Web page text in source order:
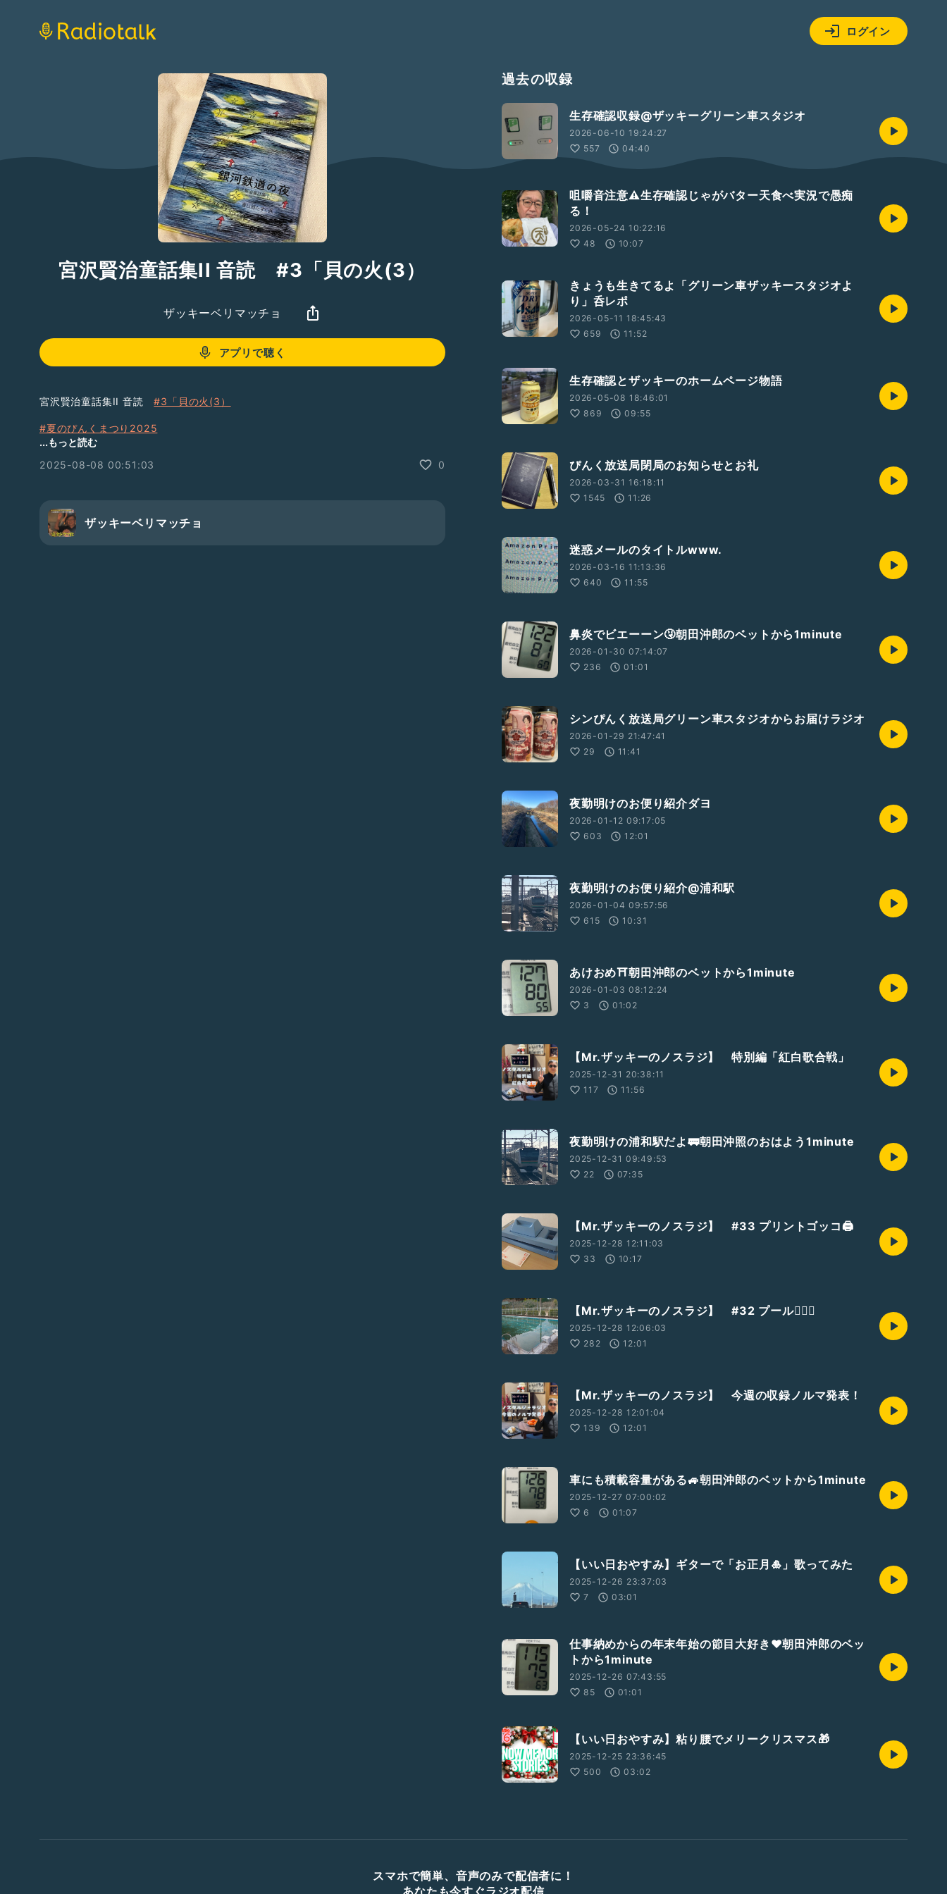
ログイン
宮沢賢治童話集II 音読 #3「貝の火(3）
ザッキーベリマッチョ
アプリで聴く
宮沢賢治童話集II 音読#3「貝の火(3）
#夏のぴんくまつり2025
#マイナツ実践
「貝の火（１）」
...もっと読む
2025-08-08 00:51:03
0
ザッキーベリマッチョ
過去の収録
生存確認収録@ザッキーグリーン車スタジオ
2026-06-10 19:24:27
557
04:40
咀嚼音注意⚠️生存確認じゃがバター天食べ実況で愚痴
る！
2026-05-24 10:22:16
48
10:07
きょうも生きてるよ「グリーン車ザッキースタジオよ
り」呑レポ
2026-05-11 18:45:43
659
11:52
生存確認とザッキーのホームページ物語
2026-05-08 18:46:01
869
09:55
ぴんく放送局閉局のお知らせとお礼
2026-03-31 16:18:11
1545
11:26
迷惑メールのタイトルwww.
2026-03-16 11:13:36
640
11:55
鼻炎でビエーーン🤧朝田沖郎のベットから1minute
2026-01-30 07:14:07
236
01:01
シンぴんく放送局グリーン車スタジオからお届けラジオ
2026-01-29 21:47:41
29
11:41
夜勤明けのお便り紹介ダヨ
2026-01-12 09:17:05
603
12:01
夜勤明けのお便り紹介@浦和駅
2026-01-04 09:57:56
615
10:31
あけおめ⛩朝田沖郎のベットから1minute
2026-01-03 08:12:24
3
01:02
【Mr.ザッキーのノスラジ】 特別編「紅白歌合戦」
2025-12-31 20:38:11
117
11:56
夜勤明けの浦和駅だよ🚃朝田沖照のおはよう1minute
2025-12-31 09:49:53
22
07:35
【Mr.ザッキーのノスラジ】 #33 プリントゴッコ🖨️
2025-12-28 12:11:03
33
10:17
【Mr.ザッキーのノスラジ】 #32 プール🏊🏻‍♀️
2025-12-28 12:06:03
282
12:01
【Mr.ザッキーのノスラジ】 今週の収録ノルマ発表！
2025-12-28 12:01:04
139
12:01
車にも積載容量がある🚙朝田沖郎のベットから1minute
2025-12-27 07:00:02
6
01:07
【いい日おやすみ】ギターで「お正月🎍」歌ってみた
2025-12-26 23:37:03
7
03:01
仕事納めからの年末年始の節目大好き❤朝田沖郎のベッ
トから1minute
2025-12-26 07:43:55
85
01:01
【いい日おやすみ】粘り腰でメリークリスマス🎁
2025-12-25 23:36:45
500
03:02
スマホで簡単、音声のみで配信者に！
あなたも今すぐラジオ配信